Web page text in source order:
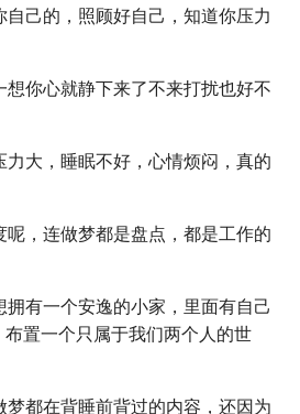
己的，照顾好自己，知道你压力
你心就静下来了不来打扰也好不
大，睡眠不好，心情烦闷，真的
，连做梦都是盘点，都是工作的
有一个安逸的小家，里面有自己
置一个只属于我们两个人的世
都在背睡前背过的内容，还因为